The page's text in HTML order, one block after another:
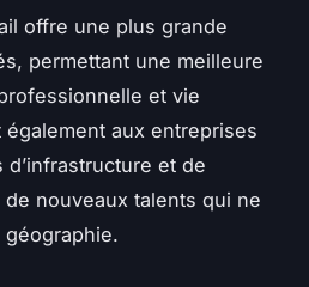
offre une plus grande
permettant une meilleure
et vie
aux entreprises
et de
de nouveaux talents qui ne
géographie.